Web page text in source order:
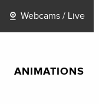
Webcams / Live
ANIMATIONS